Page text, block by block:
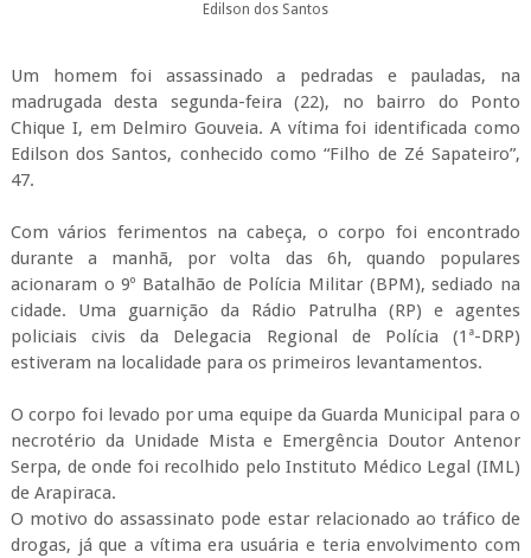
Edilson dos Santos
Um homem foi assassinado a pedradas e pauladas, na
madrugada desta segunda-feira (22), no bairro do Ponto
Chique I, em Delmiro Gouveia. A vítima foi identificada como
Edilson dos Santos, conhecido como “Filho de Zé Sapateiro”,
47.
Com vários ferimentos na cabeça, o corpo foi encontrado
durante a manhã, por volta das 6h, quando populares
acionaram o 9º Batalhão de Polícia Militar (BPM), sediado na
cidade. Uma guarnição da Rádio Patrulha (RP) e agentes
policiais civis da Delegacia Regional de Polícia (1ª-DRP)
estiveram na localidade para os primeiros levantamentos.
O corpo foi levado por uma equipe da Guarda Municipal para o
necrotério da Unidade Mista e Emergência Doutor Antenor
Serpa, de onde foi recolhido pelo Instituto Médico Legal (IML)
de Arapiraca.
O motivo do assassinato pode estar relacionado ao tráfico de
drogas, já que a vítima era usuária e teria envolvimento com